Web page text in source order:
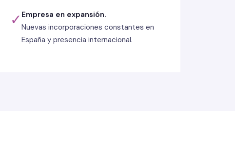
✓ Empresa en expansión.
Nuevas incorporaciones constantes en
España y presencia internacional.